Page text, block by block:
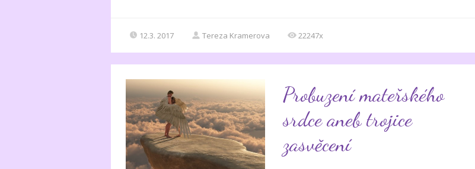
12.3. 2017 Tereza Kramerova 22247x
Probuzení mateřského
srdce aneb trojice
zasvěcení